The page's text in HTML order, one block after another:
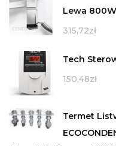
Lewa
315,72zł
Tech
150,48zł
Termet